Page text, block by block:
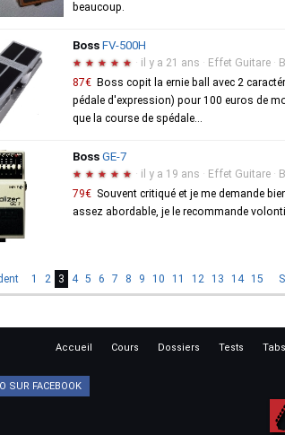
beaucoup.
Boss FV-500H
★ ★ ★ ★ ★ · il y a 21 ans · Effet Guitare ·
87€ Boss copit la ernie ball avec 2
pédale d'expression) pour 100 euros de
que la course de spédale...
Boss GE-7
★ ★ ★ ★ ★ · il y a 19 ans · Effet Guitare ·
79€ Souvent critiqué et je me demande
assez abordable, je le recommande
1 2 3 4 5 6 7 8 9 10 11 12 13 14 15
Accueil Cours Dossiers Tests Tabs
SUR FACEBOOK